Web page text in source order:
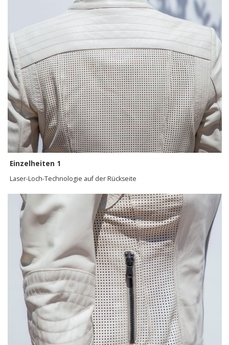
Einzelheiten 1
Laser-Loch-Technologie auf der Rückseite